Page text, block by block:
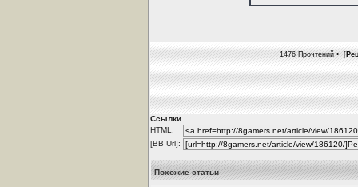
1476 Прочтений • [
Ссылки
HTML:
[BB Url]:
Похожие статьи